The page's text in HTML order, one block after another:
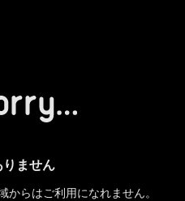
りません
からはご利用になれません。